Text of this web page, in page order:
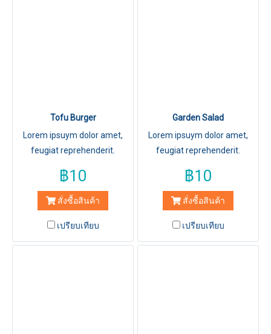
Tofu Burger
Lorem ipsuym dolor amet,
feugiat reprehenderit.
฿10
สั่งซื้อสินค้า
เปรียบเทียบ
Garden Salad
Lorem ipsuym dolor amet,
feugiat reprehenderit.
฿10
สั่งซื้อสินค้า
เปรียบเทียบ